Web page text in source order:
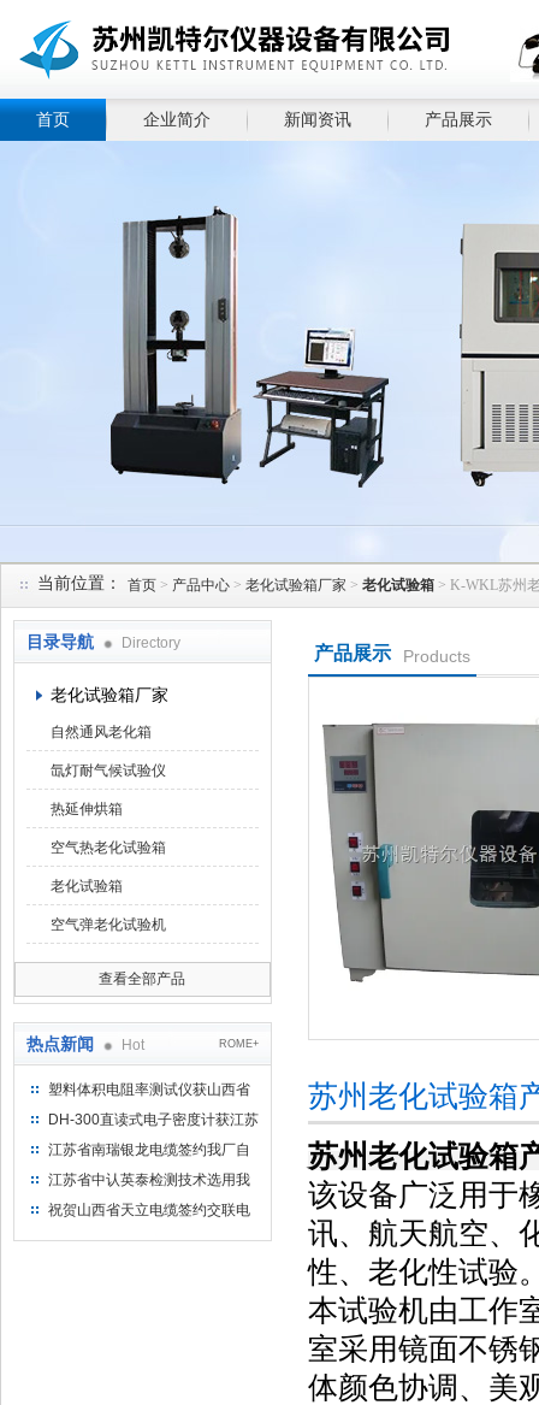
首页 企业简介 新闻资讯 产品展示
当前位置： 首页 > 产品中心 > 老化试验箱厂家 > 老化试验箱 > K-WKL苏州
目录导航 Directory
老化试验箱厂家
自然通风老化箱
氙灯耐气候试验仪
热延伸烘箱
空气热老化试验箱
老化试验箱
空气弹老化试验机
查看全部产品
热点新闻 Hot ROME+
塑料体积电阻率测试仪获山西省
水利机械厂选用
DH-300直读式电子密度计获江苏
省苏州市安信塑业选用
江苏省南瑞银龙电缆签约我厂自
然换气老化箱等电缆检测设备
江苏省中认英泰检测技术选用我
厂自然换气老化试验箱
祝贺山西省天立电缆签约交联电
产品展示 Products
苏州老化试验箱
苏州老化试验箱
该设备广泛用于
讯、航天航空、
性、老化性试验
本试验机由工作
室采用镜面不锈
体颜色协调、美